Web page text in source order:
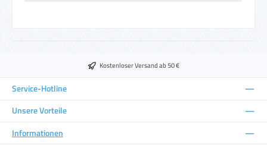
Kostenloser Versand ab 50 €
Service-Hotline
Unsere Vorteile
Informationen